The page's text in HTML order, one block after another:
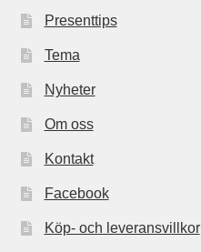
Presenttips
Tema
Nyheter
Om oss
Kontakt
Facebook
Köp- och leveransvillkor